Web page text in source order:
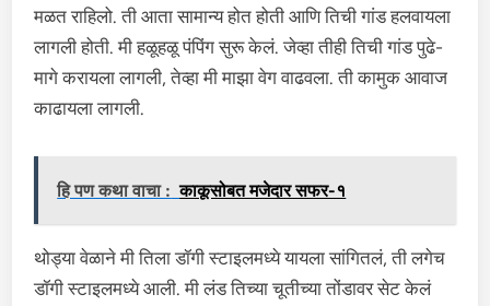
मळत राहिलो. ती आता सामान्य होत होती आणि तिची गांड हलवायला
लागली होती. मी हळूहळू पंपिंग सुरू केलं. जेव्हा तीही तिची गांड पुढे-
मागे करायला लागली, तेव्हा मी माझा वेग वाढवला. ती कामुक आवाज
काढायला लागली.
हि पण कथा वाचा : काकूसोबत मजेदार सफर-१
थोड्या वेळाने मी तिला डॉगी स्टाइलमध्ये यायला सांगितलं, ती लगेच
डॉगी स्टाइलमध्ये आली. मी लंड तिच्या चूतीच्या तोंडावर सेट केलं